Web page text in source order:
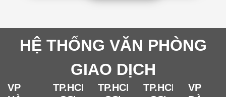
HỆ THỐNG VĂN PHÒNG
GIAO DỊCH
VP
TP.HCM
TP.HCM
TP.HCM
VP